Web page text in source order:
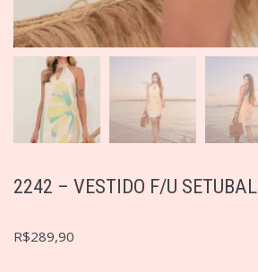
2242 – VESTIDO F/U SETUBAL
R$289,90